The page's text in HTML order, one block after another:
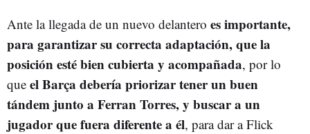
Ante la llegada de un nuevo delantero es importante,
para garantizar su correcta adaptación, que la
posición esté bien cubierta y acompañada, por lo
que el Barça debería priorizar tener un buen
tándem junto a Ferran Torres, y buscar a un
jugador que fuera diferente a él, para dar a Flick